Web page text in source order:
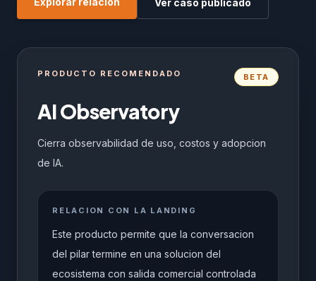
Ver caso publicado
PRODUCTO RECOMENDADO BETA
AI Observatory
Cierra observabilidad de uso, costos y adopcion
de IA.
RELACION CON LA LANDING
Este producto permite que la conversacion
del pilar termine en una solucion del
ecosistema con salida comercial controlada